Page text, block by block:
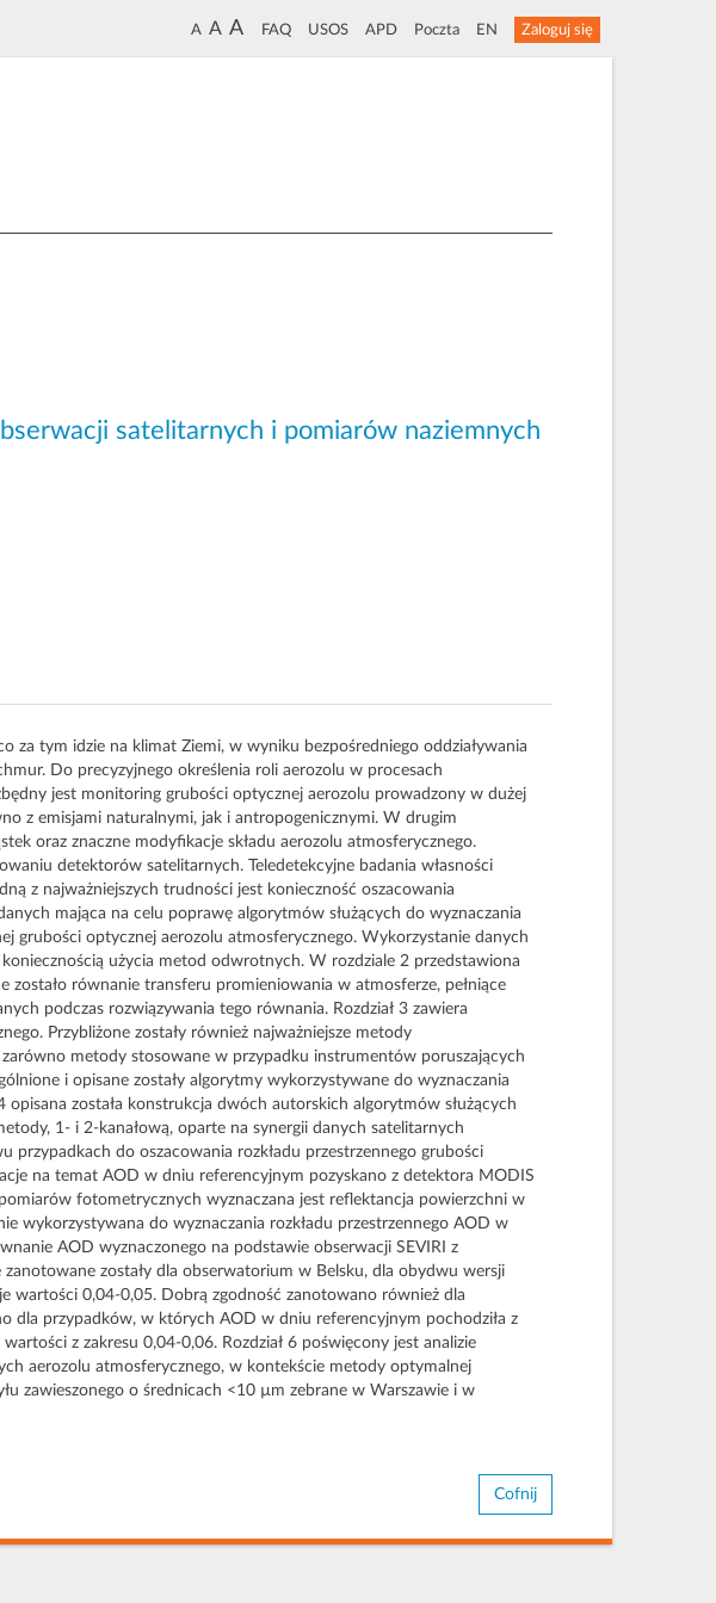
A A A FAQ USOS APD Poczta EN Zaloguj się
satelitarnych i pomiarów naziemnych
za tym idzie na klimat Ziemi, w wyniku bezpośredniego oddziaływania
Do precyzyjnego określenia roli aerozolu w procesach
jest monitoring grubości optycznej aerozolu prowadzony w dużej
z emisjami naturalnymi, jak i antropogenicznymi. W drugim
oraz znaczne modyfikacje składu aerozolu atmosferycznego.
detektorów satelitarnych. Teledetekcyjne badania własności
z najważniejszych trudności jest konieczność oszacowania
mająca na celu poprawę algorytmów służących do wyznaczania
grubości optycznej aerozolu atmosferycznego. Wykorzystanie danych
użycia metod odwrotnych. W rozdziale 2 przedstawiona
równanie transferu promieniowania w atmosferze, pełniące
podczas rozwiązywania tego równania. Rozdział 3 zawiera
Przybliżone zostały również najważniejsze metody
metody stosowane w przypadku instrumentów poruszających
i opisane zostały algorytmy wykorzystywane do wyznaczania
została konstrukcja dwóch autorskich algorytmów służących
1- i 2-kanałową, oparte na synergii danych satelitarnych
do oszacowania rozkładu przestrzennego grubości
na temat AOD w dniu referencyjnym pozyskano z detektora MODIS
fotometrycznych wyznaczana jest reflektancja powierzchni w
wykorzystywana do wyznaczania rozkładu przestrzennego AOD w
AOD wyznaczonego na podstawie obserwacji SEVIRI z
zostały dla obserwatorium w Belsku, dla obydwu wersji
wartości 0,04-0,05. Dobrą zgodność zanotowano również dla
dla przypadków, w których AOD w dniu referencyjnym pochodziła z
z zakresu 0,04-0,06. Rozdział 6 poświęcony jest analizie
aerozolu atmosferycznego, w kontekście metody optymalnej
zawieszonego o średnicach <10 µm zebrane w Warszawie i w
Cofnij